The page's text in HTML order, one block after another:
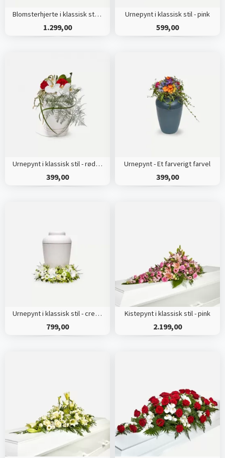
Blomsterhjerte i klassisk stil - pink
1.299,00
Urnepynt i klassisk stil - pink
599,00
Urnepynt i klassisk stil - rød og hvid
399,00
Urnepynt - Et farverigt farvel
399,00
Urnepynt i klassisk stil - creme
799,00
Kistepynt i klassisk stil - pink
2.199,00